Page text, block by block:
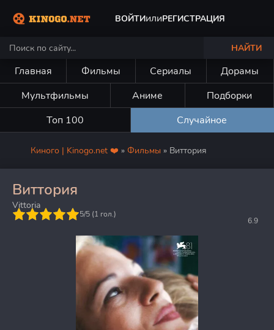
ВОЙТИилиРЕГИСТРАЦИЯ
НАЙТИ
Главная Фильмы Сериалы
Дорамы
Мультфильмы
Аниме
Подборки
Топ 100
Случайное
Киного | Kinogo.net ❤️ » Фильмы » Виттория
Виттория
Vittoria
6.9
5/5 (1 гол.)